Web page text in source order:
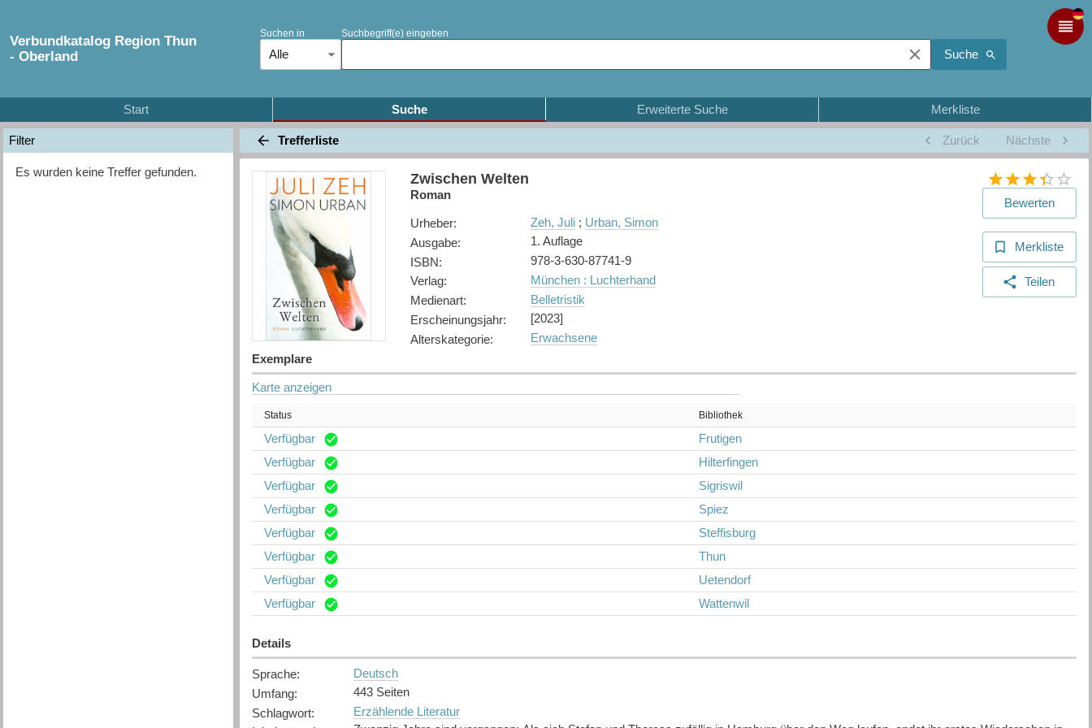
Verbundkatalog Region Thun
- Oberland
Suchen in
Alle
Suchbegriff(e) eingeben
Suche
Start Suche Erweiterte Suche Merkliste
Filter
Es wurden keine Treffer gefunden.
Trefferliste Zurück Nächste
Zwischen Welten
Roman
Urheber: Zeh, Juli; Urban, Simon
Ausgabe:
1. Auflage
ISBN:
978-3-630-87741-9
Verlag:
München : Luchterhand
Medienart:
Belletristik
Erscheinungsjahr:
[2023]
Alterskategorie: Erwachsene
Bewerten
Merkliste
Teilen
Exemplare
Karte anzeigen
Status Bibliothek
Verfügbar
Frutigen
Verfügbar
Hilterfingen
Verfügbar
Sigriswil
Verfügbar
Spiez
Verfügbar
Steffisburg
Verfügbar
Thun
Verfügbar
Uetendorf
Verfügbar
Wattenwil
Details
Sprache:
Deutsch
Umfang:
443 Seiten
Schlagwort:
Erzählende Literatur